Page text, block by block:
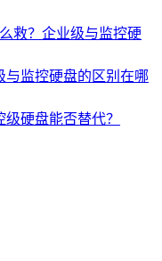
救？企业级与监控硬
与监控硬盘的区别在哪
硬盘能否替代？